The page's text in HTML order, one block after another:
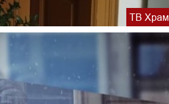
ТВ Храм